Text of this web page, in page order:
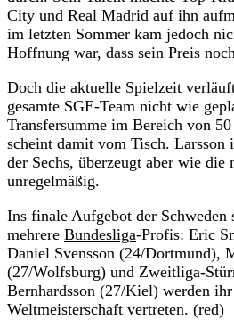
City und Real Madrid auf ihn
im letzten Sommer kam jedoch
Hoffnung war, dass sein Preis
Doch die aktuelle Spielzeit
gesamte SGE-Team nicht wie
Transfersumme im Bereich von
scheint damit vom Tisch. Larsson
der Sechs, überzeugt aber wie die
unregelmäßig.
Ins finale Aufgebot der Schweden
mehrere Bundesliga-Profis: Eric
Daniel Svensson (24/Dortmund),
(27/Wolfsburg) und Zweitliga-
Bernhardsson (27/Kiel) werden
Weltmeisterschaft vertreten. (red)